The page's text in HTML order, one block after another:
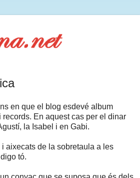
en que el blog esdevé album
En aquest cas per el dinar
la Isabel i en Gabi.
aixecats de la sobretaula a les
tó.